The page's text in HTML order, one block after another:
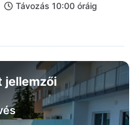
Távozás 10:00 óráig
jellemzői